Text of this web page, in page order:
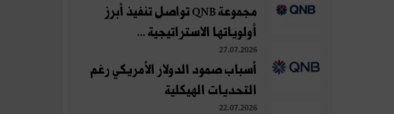
مجموعة QNB تواصل تنفيذ أبرز
أولوياتها الاستراتيجية ...
27.07.2026
أسباب صمود الدولار الأمريكي رغم
التحديات الهيكلية
22.07.2026